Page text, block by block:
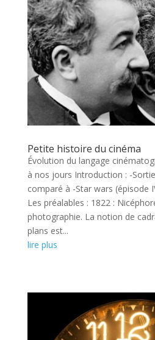
Petite histoire du cinéma
Évolution du langage
à nos jours Introduction : -
comparé à -Star wars (épisode
Les préalables : 1822 :
photographie. La notion de
plans est...
lire plus